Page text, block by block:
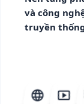
và công
truyền
language smart_display